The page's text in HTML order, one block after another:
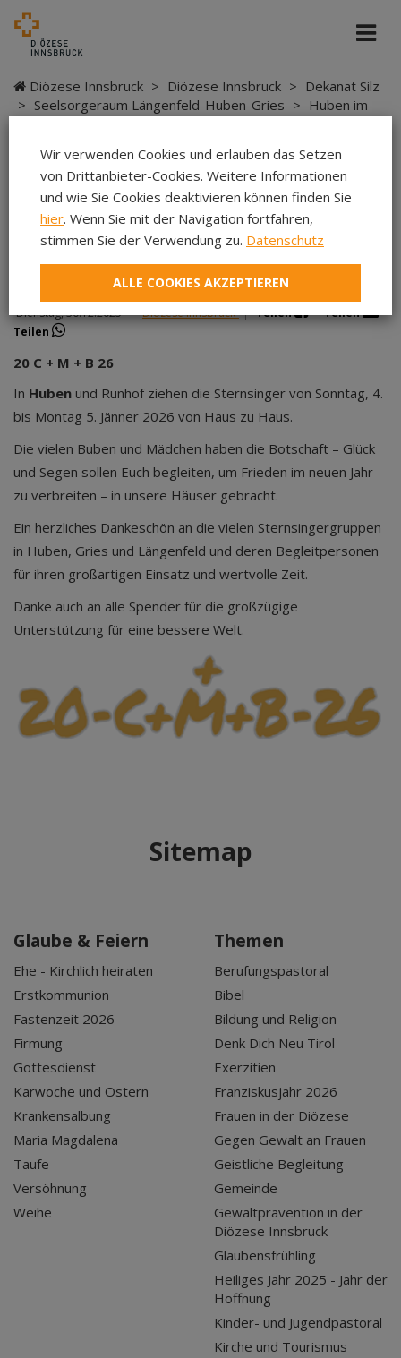
Diözese Innsbruck > Diözese Innsbruck > Dekanat Silz
> Seelsorgeraum Längenfeld-Huben-Gries > Huben im
Dreikönigsaktion
Dienstag, 30.12.2025 | Diözese Innsbruck | Teilen
Teilen
Teilen
20 C + M + B 26
In Huben und Runhof ziehen die Sternsinger von Sonntag, 4.
bis Montag 5. Jänner 2026 von Haus zu Haus.
Die vielen Buben und Mädchen haben die Botschaft – Glück
und Segen sollen Euch begleiten, um Frieden im neuen Jahr
zu verbreiten – in unsere Häuser gebracht.
Ein herzliches Dankeschön an die vielen Sternsingergruppen
in Huben, Gries und Längenfeld und deren Begleitpersonen
für ihren großartigen Einsatz und wertvolle Zeit.
Danke auch an alle Spender für die großzügige
Unterstützung für eine bessere Welt.
Sitemap
Glaube & Feiern
Ehe - Kirchlich heiraten
Erstkommunion
Fastenzeit 2026
Firmung
Gottesdienst
Karwoche und Ostern
Krankensalbung
Maria Magdalena
Taufe
Versöhnung
Weihe
Themen
Berufungspastoral
Bibel
Bildung und Religion
Denk Dich Neu Tirol
Exerzitien
Franziskusjahr 2026
Frauen in der Diözese
Gegen Gewalt an Frauen
Geistliche Begleitung
Gemeinde
Gewaltprävention in der
Diözese Innsbruck
Glaubensfrühling
Heiliges Jahr 2025 - Jahr der
Hoffnung
Kinder- und Jugendpastoral
Kirche und Tourismus
Wir verwenden Cookies und erlauben das Setzen
von Drittanbieter-Cookies. Weitere Informationen
und wie Sie Cookies deaktivieren können finden Sie
hier. Wenn Sie mit der Navigation fortfahren,
stimmen Sie der Verwendung zu. Datenschutz
ALLE COOKIES AKZEPTIEREN